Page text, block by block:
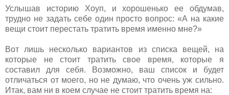
Услышав историю Хоуп, и хорошенько ее обдумав,
трудно не задать себе один просто вопрос: «А на какие
вещи стоит перестать тратить время именно мне?»
Вот лишь несколько вариантов из списка вещей, на
которые не стоит тратить свое время, которые я
составил для себя. Возможно, ваш список и будет
отличаться от моего, но не думаю, что очень уж сильно.
Итак, вам ни в коем случае не стоит тратить время на: